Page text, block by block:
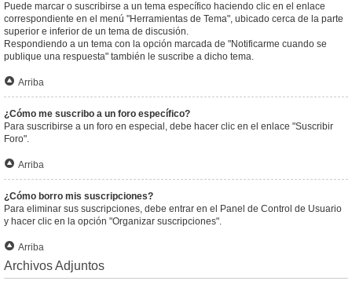
Puede marcar o suscribirse a un tema específico haciendo clic en el enlace
correspondiente en el menú "Herramientas de Tema", ubicado cerca de la parte
superior e inferior de un tema de discusión.
Respondiendo a un tema con la opción marcada de "Notificarme cuando se
publique una respuesta" también le suscribe a dicho tema.
Arriba
¿Cómo me suscribo a un foro específico?
Para suscribirse a un foro en especial, debe hacer clic en el enlace "Suscribir
Foro".
Arriba
¿Cómo borro mis suscripciones?
Para eliminar sus suscripciones, debe entrar en el Panel de Control de Usuario
y hacer clic en la opción "Organizar suscripciones".
Arriba
Archivos Adjuntos